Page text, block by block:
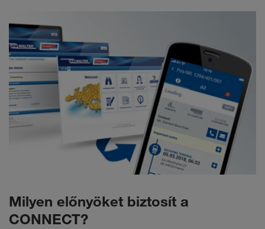
Milyen előnyöket biztosít a
CONNECT?